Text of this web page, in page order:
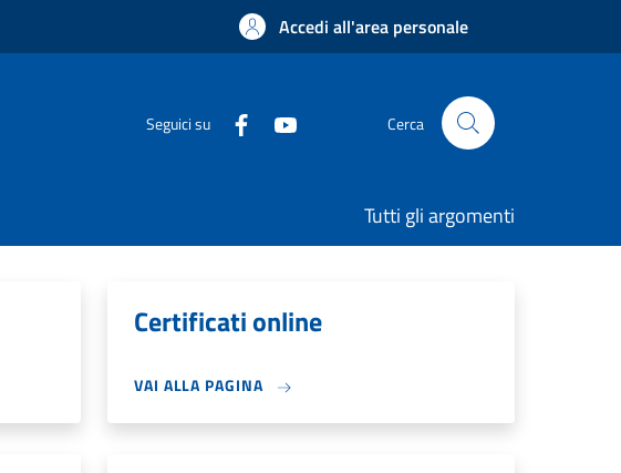
Accedi all'area personale
Seguici su Cerca
Tutti gli argomenti
Certificati online
VAI ALLA PAGINA